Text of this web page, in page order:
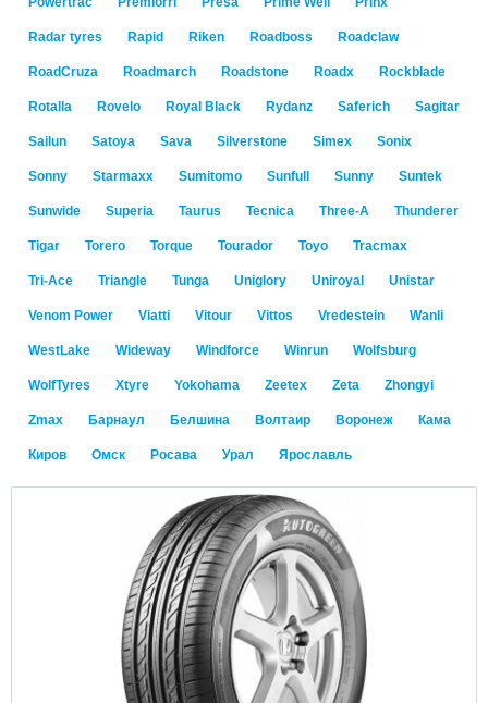
Radar tyres Rapid Riken Roadboss Roadclaw
RoadCruza Roadmarch Roadstone Roadx Rockblade
Rotalla Rovelo Royal Black Rydanz Saferich Sagitar
Sailun Satoya Sava Silverstone Simex Sonix
Sonny Starmaxx Sumitomo Sunfull Sunny Suntek
Sunwide Superia Taurus Tecnica Three-A Thunderer
Tigar Torero Torque Tourador Toyo Tracmax
Tri-Ace Triangle Tunga Uniglory Uniroyal Unistar
Venom Power Viatti Vitour Vittos Vredestein Wanli
WestLake Wideway Windforce Winrun Wolfsburg
WolfTyres Xtyre Yokohama Zeetex Zeta Zhongyi
Zmax Барнаул Белшина Волтаир Воронеж Кама
Киров Омск Росава Урал Ярославль